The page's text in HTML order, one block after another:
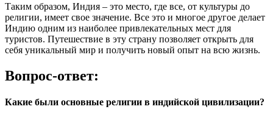
Таким образом, Индия – это место, где все, от культуры до
религии, имеет свое значение. Все это и многое другое делает
Индию одним из наиболее привлекательных мест для
туристов. Путешествие в эту страну позволяет открыть для
себя уникальный мир и получить новый опыт на всю жизнь.
Вопрос-ответ:
Какие были основные религии в индийской цивилизации?